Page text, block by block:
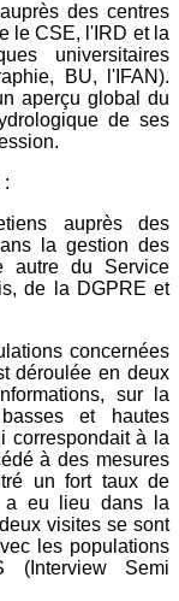
des centres
le CSE, l'IRD et la
universitaires
BU, l'IFAN).
aperçu global du
de ses
:
auprès des
la gestion des
autre du Service
de la DGPRE et
concernées
déroulée en deux
sur la
et hautes
correspondait à la
à des mesures
un fort taux de
a eu lieu dans la
visites se sont
les populations
(Interview Semi